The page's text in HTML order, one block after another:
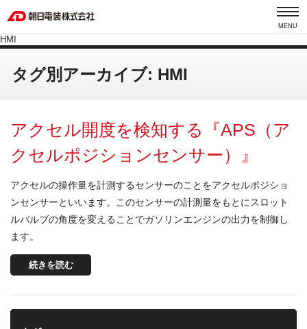
HMI
MENU
タグ別アーカイブ: HMI
アクセル開度を検知する『APS（ア
クセルポジションセンサー）』
アクセルの操作量を計測するセンサーのことをアクセルポジショ
ンセンサーといいます。このセンサーの計測量をもとにスロット
ルバルブの角度を変えることでガソリンエンジンの出力を制御し
ます。
続きを読む